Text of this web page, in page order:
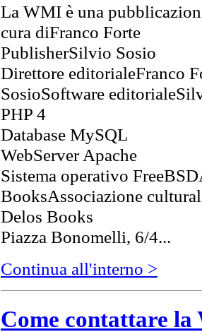
La WMI è una
cura diFranco Forte
PublisherSilvio Sosio
Direttore editorialeFranco
SosioSoftware
PHP 4
Database MySQL
WebServer Apache
Sistema operativo
BooksAssociazione
Delos Books
Piazza Bonomelli, 6/4...
Continua all'interno >
Come contattare